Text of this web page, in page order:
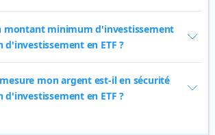
montant minimum d'investissement
d'investissement en ETF ?
mon argent est-il en sécurité
d'investissement en ETF ?